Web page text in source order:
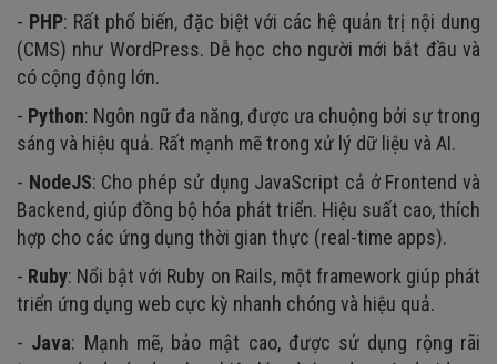
- PHP: Rất phổ biến, đặc biệt với các hệ quản trị nội dung
(CMS) như WordPress. Dễ học cho người mới bắt đầu và
có cộng động lớn.
- Python: Ngôn ngữ đa năng, được ưa chuộng bởi sự trong
sáng và hiệu quả. Rất mạnh mẽ trong xử lý dữ liệu và AI.
- NodeJS: Cho phép sử dụng JavaScript cả ở Frontend và
Backend, giúp đồng bộ hóa phát triển. Hiệu suất cao, thích
hợp cho các ứng dụng thời gian thực (real-time apps).
- Ruby: Nổi bật với Ruby on Rails, một framework giúp phát
triển ứng dụng web cực kỳ nhanh chóng và hiệu quả.
- Java: Mạnh mẽ, bảo mật cao, được sử dụng rộng rãi